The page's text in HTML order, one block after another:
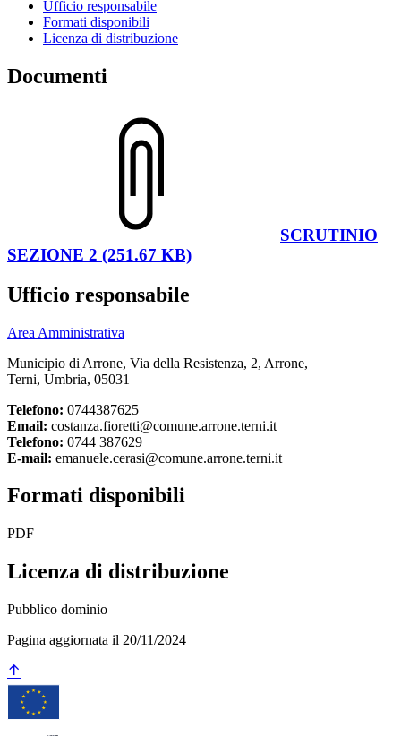
Ufficio responsabile
Formati disponibili
Licenza di distribuzione
Documenti
SCRUTINIO
SEZIONE 2 (251.67 KB)
Ufficio responsabile
Area Amministrativa
Municipio di Arrone, Via della Resistenza, 2, Arrone,
Terni, Umbria, 05031
Telefono: 0744387625
Email: costanza.fioretti@comune.arrone.terni.it
Telefono: 0744 387629
E-mail: emanuele.cerasi@comune.arrone.terni.it
Formati disponibili
PDF
Licenza di distribuzione
Pubblico dominio
Pagina aggiornata il 20/11/2024